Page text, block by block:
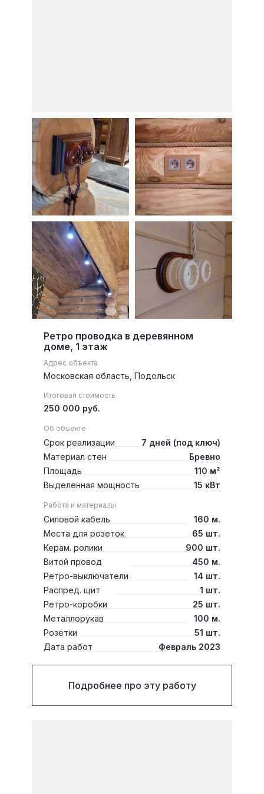
Ретро проводка в деревянном
доме, 1 этаж
Московская область, Подольск
Об объекте
Срок реализации
Материал стен
Площадь
Выделенная мощность
Работа и материалы
Силовой кабель
Места для розеток
Керам. ролики
Розетки
Ретро-выключатели
Дата работ
7 дней (под ключ)
Бревно
110 м²
15 кВт
160 м.
65 шт.
900 шт.
51 шт.
14 шт.
Февраль 2023
Витой провод 450 м.
Металлорукав 100 м.
Распред. щит
1 шт.
Ретро-коробки
25 шт.
250 000 руб.
Итоговая стоимость
Адрес объекта
Подробнее про эту работу